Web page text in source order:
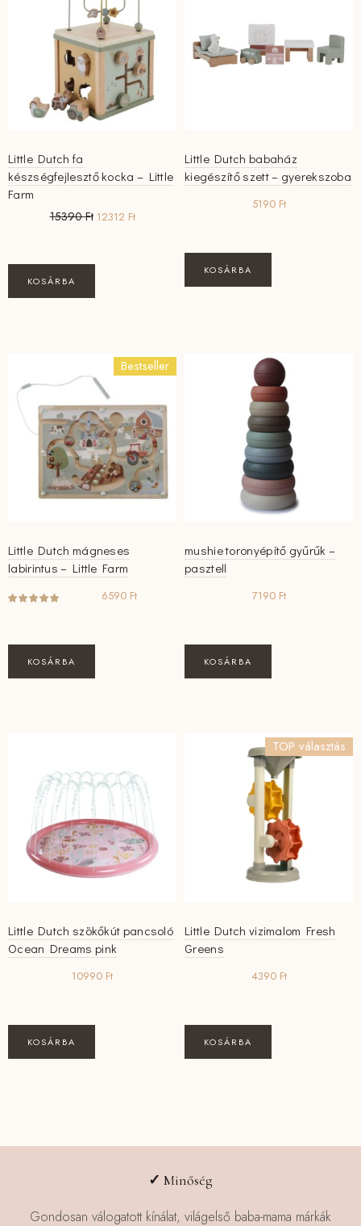
Little Dutch fa
készségfejlesztő kocka – Little
Farm
15390Ft Original
12312 FtCurrent
KOSÁRBA
Little Dutch babaház
kiegészítő szett – gyerekszoba
5190 Ft
KOSÁRBA
Bestseller
Little Dutch mágneses
labirintus – Little Farm
6590 Ft
KOSÁRBA
mushie toronyépítő gyűrűk –
pasztell
7190 Ft
KOSÁRBA
Little Dutch szökőkút pancsoló
Ocean Dreams pink
10990 Ft
KOSÁRBA
TOP választás
Little Dutch vizimalom Fresh
Greens
4390 Ft
KOSÁRBA
✓ Minőség
Gondosan válogatott kínálat, világelső baba-mama márkák